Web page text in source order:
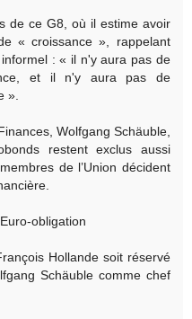
de ce G8, où il estime avoir
« croissance », rappelant
: « il n'y aura pas de
et il n'y aura pas de
».
Wolfgang Schäuble,
restent exclus aussi
de l’Union décident
obligation
Hollande soit réservé
Schäuble comme chef